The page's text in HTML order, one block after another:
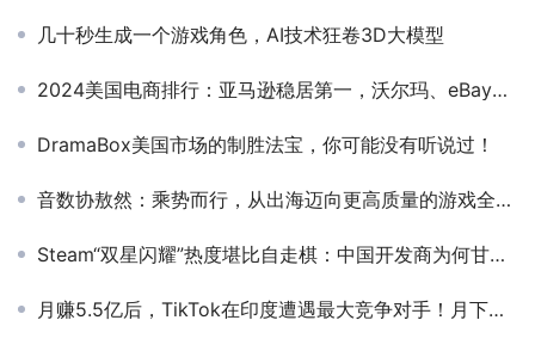
几十秒生成一个游戏角色，AI技术狂卷3D大模型
2024美国电商排行：亚马逊稳居第一，沃尔玛、eBay紧追其后
DramaBox美国市场的制胜法宝，你可能没有听说过！
音数协敖然：乘势而行，从出海迈向更高质量的游戏全球化
Steam“双星闪耀”热度堪比自走棋：中国开发商为何甘心当玩家？
月赚5.5亿后，TikTok在印度遭遇最大竞争对手！月下载量500万次？